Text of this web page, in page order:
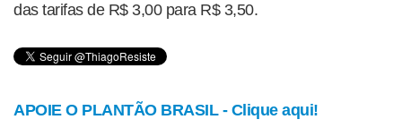
das tarifas de R$ 3,00 para R$ 3,50.
APOIE O PLANTÃO BRASIL - Clique aqui!